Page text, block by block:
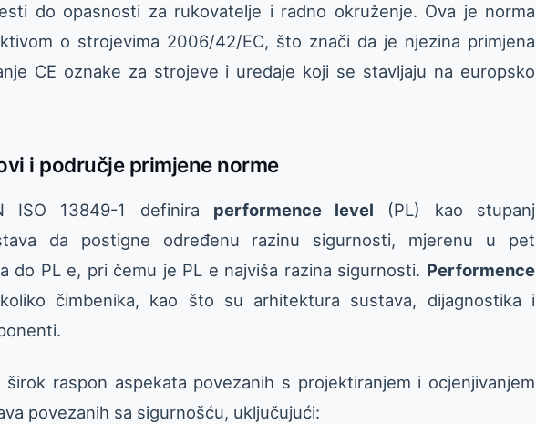
do opasnosti za rukovatelje i radno okruženje. Ova je norma
o strojevima 2006/42/EC, što znači da je njezina primjena
CE oznake za strojeve i uređaje koji se stavljaju na europsko
i područje primjene norme
ISO 13849-1 definira performence level (PL) kao stupanj
da postigne određenu razinu sigurnosti, mjerenu u pet
do PL e, pri čemu je PL e najviša razina sigurnosti. Performence
čimbenika, kao što su arhitektura sustava, dijagnostika i
širok raspon aspekata povezanih s projektiranjem i ocjenjivanjem
povezanih sa sigurnošću, uključujući: